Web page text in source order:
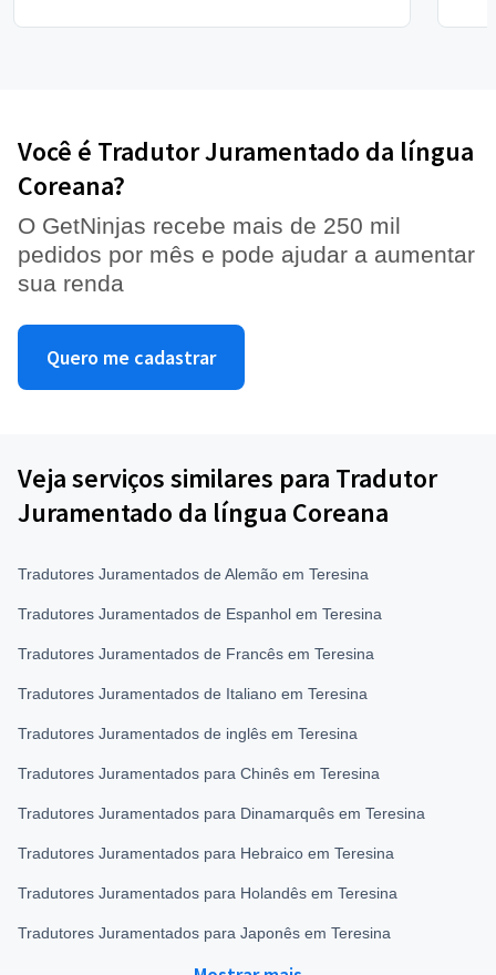
Você é Tradutor Juramentado da língua
Coreana?
O GetNinjas recebe mais de 250 mil
pedidos por mês e pode ajudar a aumentar
sua renda
Quero me cadastrar
Veja serviços similares para Tradutor
Juramentado da língua Coreana
Tradutores Juramentados de Alemão em Teresina
Tradutores Juramentados de Espanhol em Teresina
Tradutores Juramentados de Francês em Teresina
Tradutores Juramentados de Italiano em Teresina
Tradutores Juramentados de inglês em Teresina
Tradutores Juramentados para Chinês em Teresina
Tradutores Juramentados para Dinamarquês em Teresina
Tradutores Juramentados para Hebraico em Teresina
Tradutores Juramentados para Holandês em Teresina
Tradutores Juramentados para Japonês em Teresina